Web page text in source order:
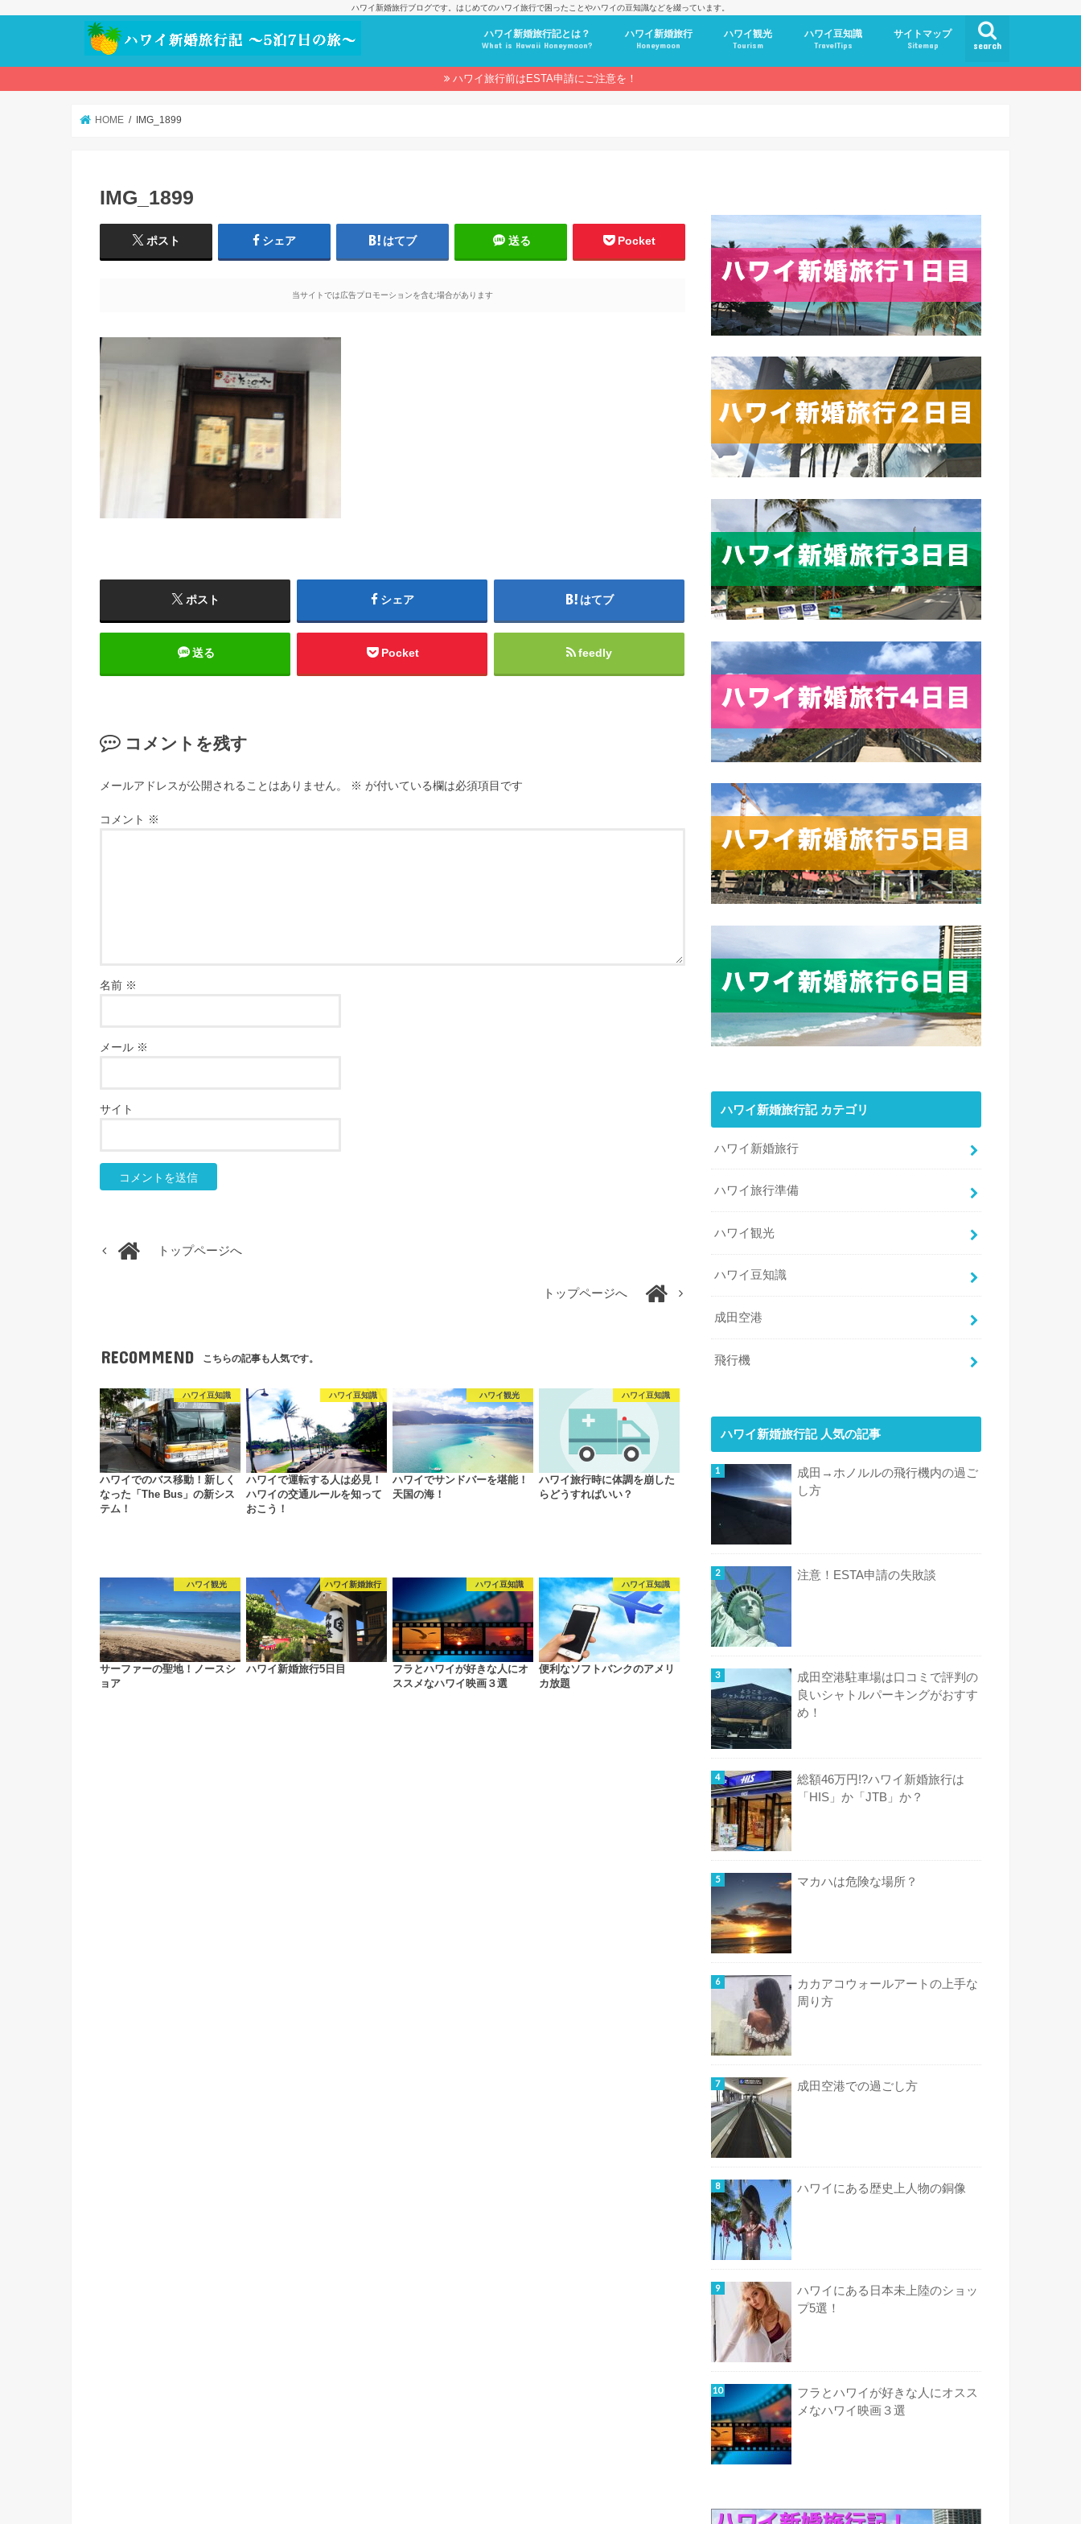
ハワイ新婚旅行ブログです。はじめてのハワイ旅行で困ったことやハワイの豆知識などを綴っています。
search
ハワイ新婚旅行記とは？
What is Hawaii Honeymoon?
ハワイ新婚旅行
Honeymoon
ハワイ観光
Tourism
ハワイ豆知識
TravelTips
サイトマップ
Sitemap
ハワイ旅行前はESTA申請にご注意を！
HOME IMG_1899
IMG_1899
ポスト シェア はてブ 送る Pocket
当サイトでは広告プロモーションを含む場合があります
ポスト シェア はてブ
送る Pocket feedly
コメントを残す
メールアドレスが公開されることはありません。 ※ が付いている欄は必須項目です
コメント ※
名前 ※
メール ※
サイト
トップページへ
トップページへ
RECOMMEND こちらの記事も人気です。
ハワイ豆知識
ハワイでのバス移動！新しく
なった「The Bus」の新シス
テム！
ハワイ豆知識
ハワイで運転する人は必見！
ハワイの交通ルールを知って
おこう！
ハワイ観光
ハワイでサンドバーを堪能！
天国の海！
ハワイ豆知識
ハワイ旅行時に体調を崩した
らどうすればいい？
ハワイ観光
サーファーの聖地！ノースシ
ョア
ハワイ新婚旅行
ハワイ新婚旅行5日目
ハワイ豆知識
フラとハワイが好きな人にオ
ススメなハワイ映画３選
ハワイ豆知識
便利なソフトバンクのアメリ
カ放題
ハワイ新婚旅行記 カテゴリ
ハワイ新婚旅行
ハワイ旅行準備
ハワイ観光
ハワイ豆知識
成田空港
飛行機
ハワイ新婚旅行記 人気の記事
成田→ホノルルの飛行機内の過ご
し方
注意！ESTA申請の失敗談
成田空港駐車場は口コミで評判の
良いシャトルパーキングがおすす
め！
総額46万円!?ハワイ新婚旅行は
「HIS」か「JTB」か？
マカハは危険な場所？
カカアコウォールアートの上手な
周り方
成田空港での過ごし方
ハワイにある歴史上人物の銅像
ハワイにある日本未上陸のショッ
プ5選！
フラとハワイが好きな人にオスス
メなハワイ映画３選